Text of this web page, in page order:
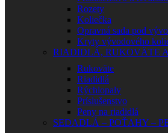
Rozety
Koliečka
Opravná sada pod
Kryty vývodového
RIADIDLÁ, RUKOVÄTE
Rukoväte
Riadidlá
Rýchlopaly
Príslušenstvo
Peny na riadidlá
SEDADLÁ – POŤAHY –